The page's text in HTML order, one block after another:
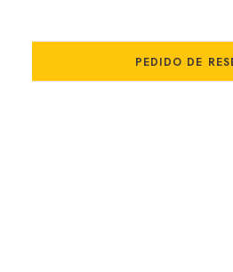
PEDIDO DE